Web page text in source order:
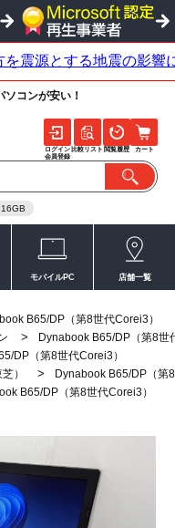
コンが安い！
16GB
ログイン
会員登録
比較リスト 閲覧履歴 カート
モバイルPC 店舗一覧
B65/DP（第8世代Corei3）
>
Dynabook B65/DP（第8世
DP（第8世代Corei3）
） >
Dynabook B65/DP（第
B65/DP（第8世代Corei3）